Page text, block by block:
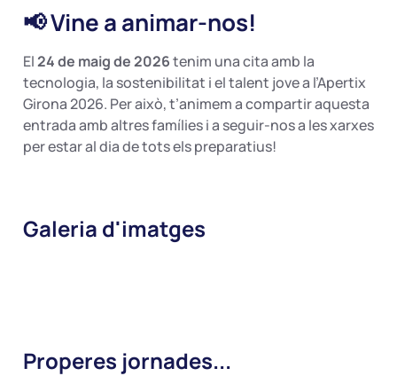
📢 Vine a animar-nos!
El24 de maig de 2026tenim una cita amb la
tecnologia, la sostenibilitat i el talent jove a l’Apertix
Girona 2026. Per això, t’animem a compartir aquesta
entrada amb altres famílies i a seguir-nos a les xarxes
per estar al dia de tots els preparatius!
Galeria d'imatges
Properes jornades...